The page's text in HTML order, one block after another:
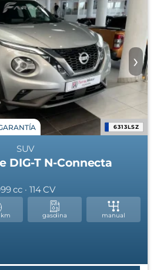
›
6313LSZ
SUV
DIG-T N-Connecta
cc · 114 CV
km gasolina manual